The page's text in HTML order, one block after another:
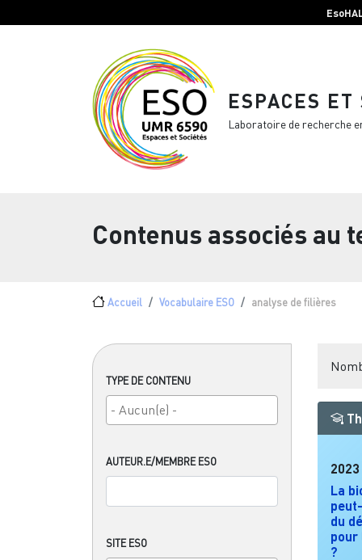
ESPACES ET
Laboratoire de recherche
Contenus associés au
Fil d'Ariane
Accueil Vocabulaire ESO analyse de filières
TYPE DE CONTENU
AUTEUR.E/MEMBRE ESO
SITE ESO
2023
La
du
pour
?